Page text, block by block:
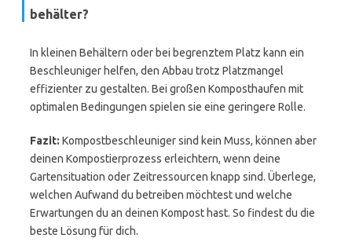
behälter?
In kleinen Behältern oder bei begrenztem Platz kann ein
Beschleuniger helfen, den Abbau trotz Platzmangel
effizienter zu gestalten. Bei großen Komposthaufen mit
optimalen Bedingungen spielen sie eine geringere Rolle.
Fazit: Kompostbeschleuniger sind kein Muss, können aber
deinen Kompostierprozess erleichtern, wenn deine
Gartensituation oder Zeitressourcen knapp sind. Überlege,
welchen Aufwand du betreiben möchtest und welche
Erwartungen du an deinen Kompost hast. So findest du die
beste Lösung für dich.